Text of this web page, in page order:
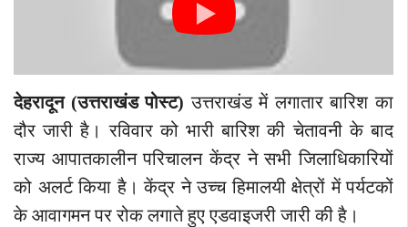
देहरादून (उत्तराखंड पोस्ट)उत्तराखंड में लगातार बारिश का
दौर जारी है। रविवार को भारी बारिश की चेतावनी के बाद
राज्य आपातकालीन परिचालन केंद्र ने सभी जिलाधिकारियों
को अलर्ट किया है। केंद्र ने उच्च हिमालयी क्षेत्रों में पर्यटकों
के आवागमन पर रोक लगाते हुए एडवाइजरी जारी की है।